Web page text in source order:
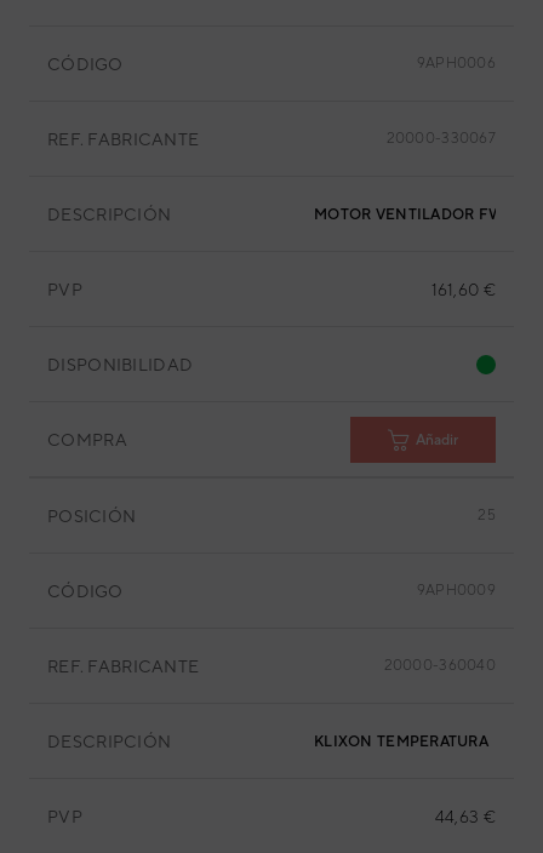
CÓDIGO 9APH0006
REF. FABRICANTE 20000-330067
DESCRIPCIÓN MOTOR VENTILADOR
PVP 161,60 €
DISPONIBILIDAD
COMPRA Añadir
POSICIÓN 25
CÓDIGO 9APH0009
REF. FABRICANTE 20000-360040
DESCRIPCIÓN KLIXON TEMPERATURA
PVP 44,63 €